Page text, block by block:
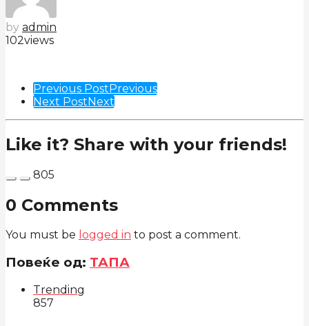
by admin
102views
Post
Pagination
Previous PostPrevious
Next PostNext
Like it? Share with your friends!
805
0 Comments
You must be logged in to post a comment.
Повеќе од: ТАПА
Trending
857